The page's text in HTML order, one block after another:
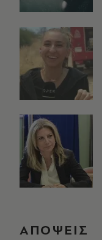
ΑΠΟΨΕΙΣ